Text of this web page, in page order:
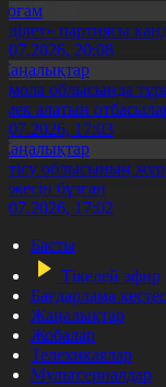
партиясы
20:08
облысында
алатын
17:03
облысының
бұзған
17:02
Басты
Тікелей эфир
Бағдарлама
Жаңалықтар
Жобалар
Телехикаялар
Мультсериалдар